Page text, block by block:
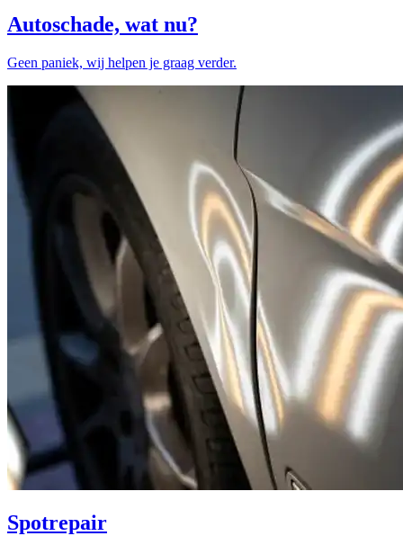
Autoschade, wat nu?
Geen paniek, wij helpen je graag verder.
Spotrepair